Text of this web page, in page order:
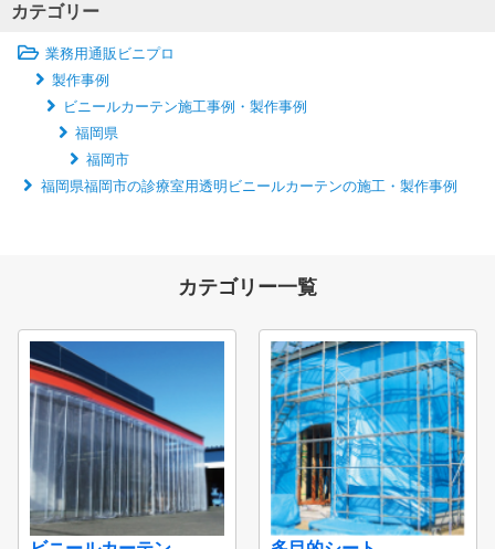
カテゴリー
業務用通販ビニプロ
製作事例
ビニールカーテン施工事例・製作事例
福岡県
福岡市
福岡県福岡市の診療室用透明ビニールカーテンの施工・製作事例
カテゴリー一覧